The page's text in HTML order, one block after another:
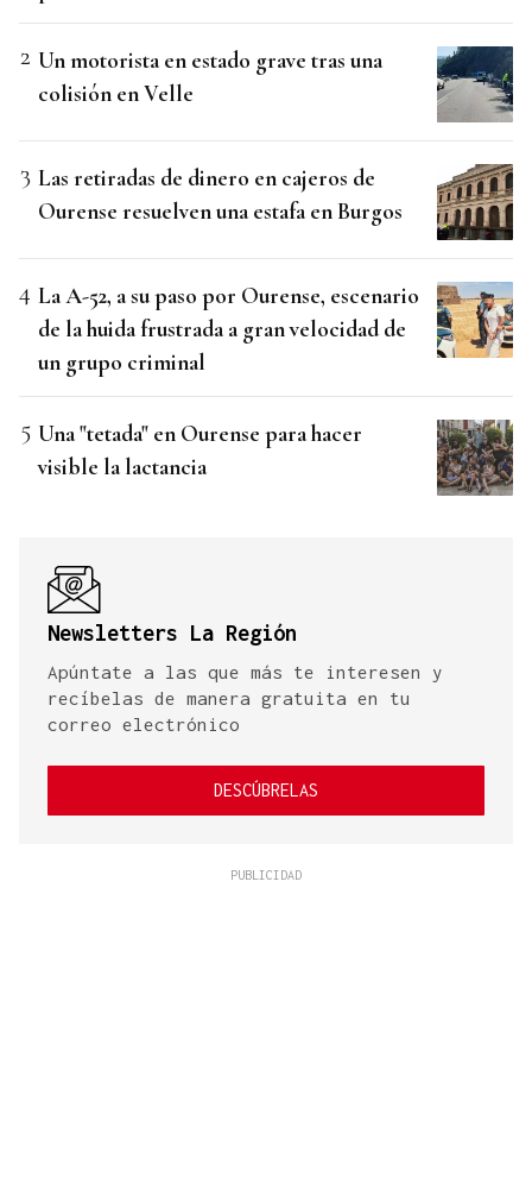
Un motorista en estado grave tras una
colisión en Velle
Las retiradas de dinero en cajeros de
Ourense resuelven una estafa en Burgos
La A-52, a su paso por Ourense, escenario
de la huida frustrada a gran velocidad de
un grupo criminal
Una "tetada" en Ourense para hacer
visible la lactancia
Newsletters La Región
Apúntate a las que más te interesen y
recíbelas de manera gratuita en tu
correo electrónico
DESCÚBRELAS